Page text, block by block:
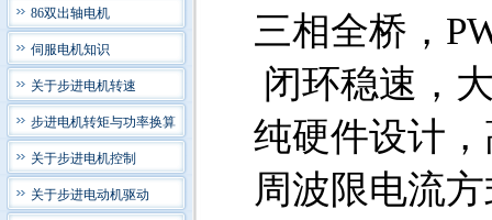
86双出轴电机
伺服电机知识
关于步进电机转速
步进电机转矩与功率换算
关于步进电机控制
关于步进电动机驱动
三相全桥，
闭环稳速，大
纯硬件设计，
周波限电流方